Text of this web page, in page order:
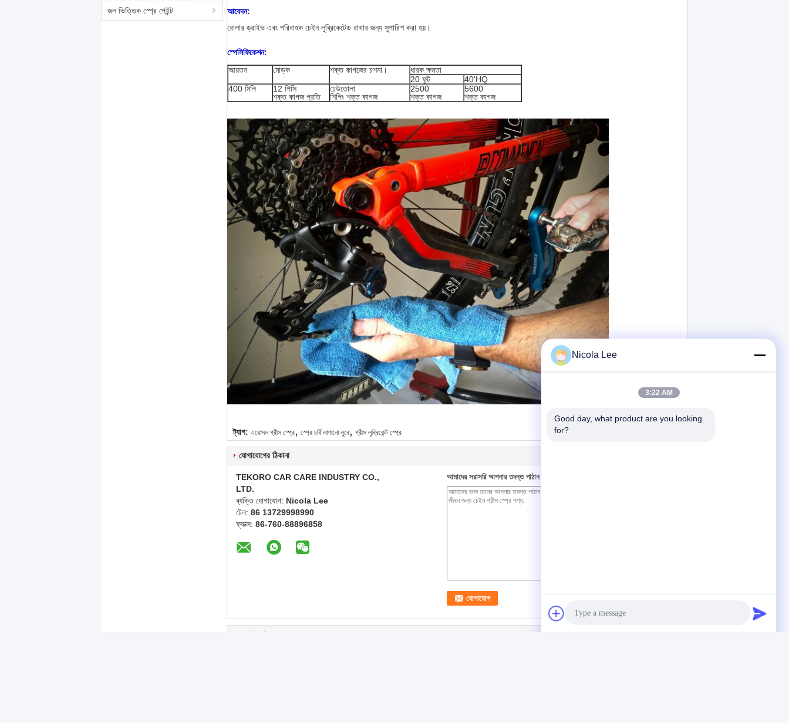
জল ভিত্তিক স্প্রে পেইন্ট
আবেদন:
রোলার ড্রাইভ এবং পরিবাহক চেইন লুব্রিকেটেড রাখার জন্য সুপারিশ করা হয়।
স্পেসিফিকেশন:
আয়তন
মোড়ক শক্ত কাগজের চশমা।
ধারক ক্ষমতা
20 ফুট
40'HQ
400 মিলি
12 পিসি
শক্ত কাগজ প্রতি
ঢেউতোলা
শিপিং শক্ত কাগজ
2500
শক্ত কাগজ
5600
শক্ত কাগজ
ট্যাগ: এরোসল গ্রীস স্প্রে, স্প্রে চর্বি লাগানো লুবে, গ্রীস লুব্রিকেন্ট স্প্রে
যোগাযোগের ঠিকানা
TEKORO CAR CARE INDUSTRY CO.,
LTD.
ব্যক্তি যোগাযোগ: Nicola Lee
টেল: 86 13729998990
ফ্যাক্স: 86-760-88896858
আমাদের সরাসরি আপনার তদন্ত পাঠান
অন্যান্য পণ্যসমূহ
Nicola Lee
3:22 AM
Good day, what product are you looking
for?